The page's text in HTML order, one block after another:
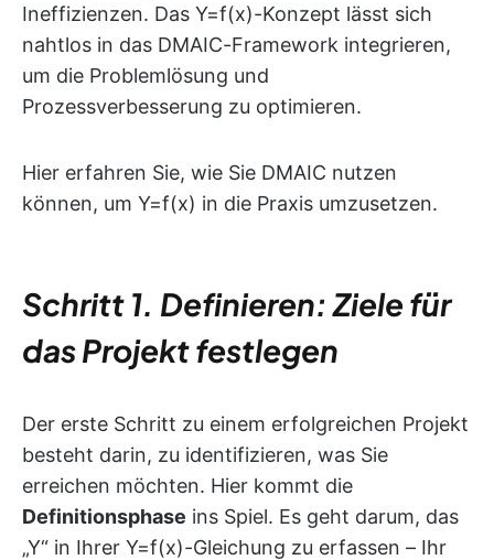
Ineffizienzen. Das Y=f(x)-Konzept lässt sich
nahtlos in das DMAIC-Framework integrieren,
um die Problemlösung und
Prozessverbesserung zu optimieren.
Hier erfahren Sie, wie Sie DMAIC nutzen
können, um Y=f(x) in die Praxis umzusetzen.
Schritt 1. Definieren: Ziele für
das Projekt festlegen
Der erste Schritt zu einem erfolgreichen Projekt
besteht darin, zu identifizieren, was Sie
erreichen möchten. Hier kommt die
Definitionsphase ins Spiel. Es geht darum, das
„Y“ in Ihrer Y=f(x)-Gleichung zu erfassen – Ihr